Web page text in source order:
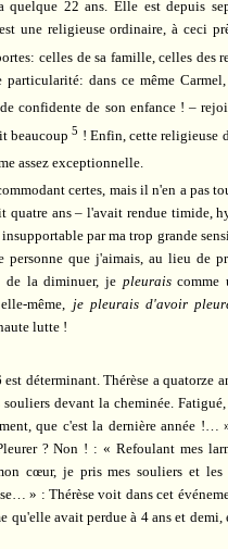
quelque 22 ans. Elle est depuis
une religieuse ordinaire, à ceci
celles de sa famille, celles des
dans ce même
confidente de son enfance ! –
beaucoup 5 ! Enfin, cette religieuse
assez exceptionnelle.
certes, mais il n'en a pas
quatre ans – l'avait rendue timide,
par ma trop grande
que j'aimais, au lieu de
de la diminuer, je pleuraiscomme
même, je pleurais d'avoir
lutte !
déterminant. Thérèse a quatorze
devant la cheminée.
que c'est la dernière année !…
? Non ! : « Refoulant mes
cœur, je pris mes souliers et
» : Thérèse voit dans cet
qu'elle avait perdue à 4 ans et